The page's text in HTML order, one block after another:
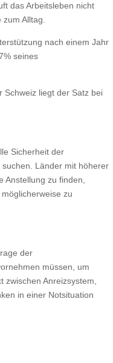
das Arbeitsleben nicht
Alltag.
nach einem Jahr
seines
Schweiz liegt der Satz bei
Sicherheit der
Länder mit höherer
zu finden,
zu
der
müssen, um
Anreizsystem,
in einer Notsituation